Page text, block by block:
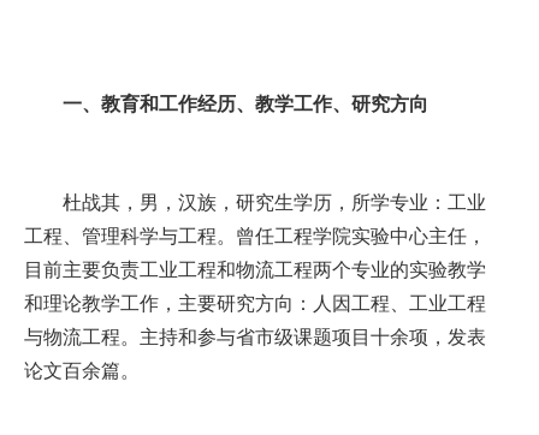
一、 教育和工作经历、教学工作、研究方向
杜战其，男，汉族，研究生学历，所学专业：工业
工程、管理科学与工程。曾任工程学院实验中心主任，
目前主要负责工业工程和物流工程两个专业的实验教学
和理论教学工作，主要研究方向：人因工程、工业工程
与物流工程。主持和参与省市级课题项目十余项，发表
论文百余篇。